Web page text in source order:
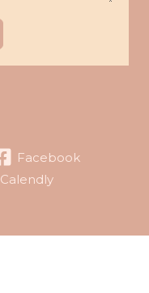
Facebook
Calendly